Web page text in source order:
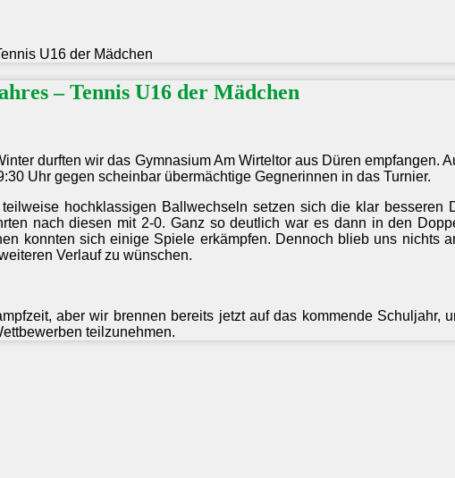
U16 der Mädchen
– Tennis U16 der Mädchen
durften wir das Gymnasium Am Wirteltor aus Düren empfangen.
Uhr gegen scheinbar übermächtige Gegnerinnen in das Turnier.
hochklassigen Ballwechseln setzen sich die klar besseren
nach diesen mit 2-0. Ganz so deutlich war es dann in den
konnten sich einige Spiele erkämpfen. Dennoch blieb uns nichts
Verlauf zu wünschen.
aber wir brennen bereits jetzt auf das kommende Schuljahr,
teilzunehmen.